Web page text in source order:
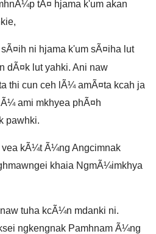
tÃ¤ hjama k'um akan
ni hjama k'um sÃ¤iha lut
dÃ¤k lut yahki. Ani naw
thi cun ceh lÃ¼ amÃ¤ta kcah ja
ami mkhyea phÃ¤h
pawhki.
vea kÃ¼t Ã¼ng Angcimnak
khaia NgmÃ¼imkhya
tuha kcÃ¼n mdanki ni.
ngkengnak Pamhnam Ã¼ng